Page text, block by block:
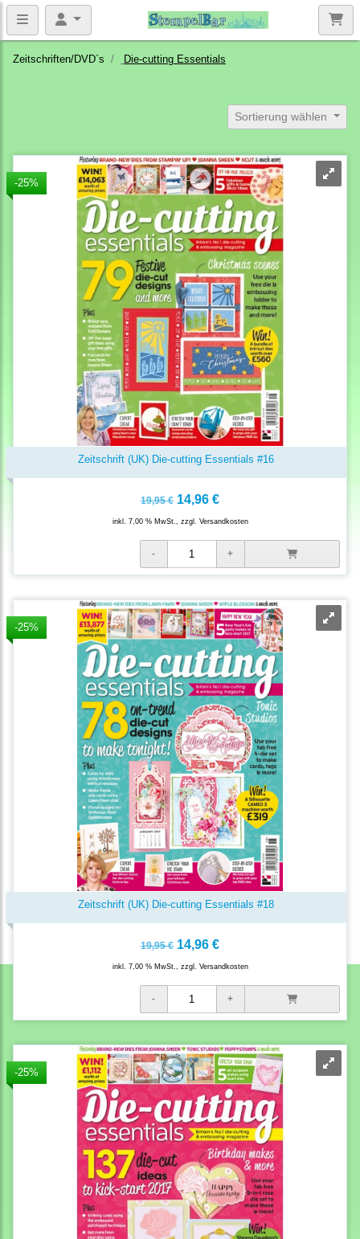
Zeitschriften/DVD`s Die-cutting Essentials
Sortierung wählen
-25%
Zeitschrift (UK) Die-cutting Essentials #16
19,95 € 14,96 €
inkl. 7,00 % MwSt., zzgl. Versandkosten
-25%
Zeitschrift (UK) Die-cutting Essentials #18
19,95 € 14,96 €
inkl. 7,00 % MwSt., zzgl. Versandkosten
-25%